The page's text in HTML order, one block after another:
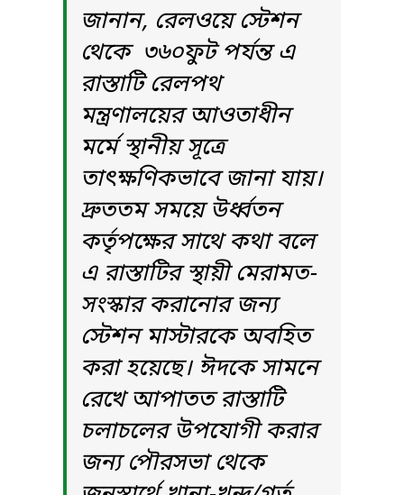
জানান, রেলওয়ে স্টেশন
থেকে ৩৬০ফুট পর্যন্ত এ
রাস্তাটি রেলপথ
মন্ত্রণালয়ের আওতাধীন
মর্মে স্থানীয় সূত্রে
তাৎক্ষণিকভাবে জানা যায়।
দ্রুততম সময়ে উর্ধ্বতন
কর্তৃপক্ষের সাথে কথা বলে
এ রাস্তাটির স্থায়ী মেরামত-
সংস্কার করানোর জন্য
স্টেশন মাস্টারকে অবহিত
করা হয়েছে। ঈদকে সামনে
রেখে আপাতত রাস্তাটি
চলাচলের উপযোগী করার
জন্য পৌরসভা থেকে